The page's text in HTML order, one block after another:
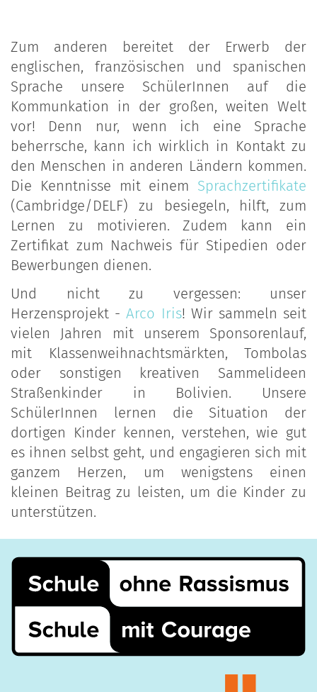
Zum anderen bereitet der Erwerb der
englischen, französischen und spanischen
Sprache unsere SchülerInnen auf die
Kommunkation in der großen, weiten Welt
vor! Denn nur, wenn ich eine Sprache
beherrsche, kann ich wirklich in Kontakt zu
den Menschen in anderen Ländern kommen.
Die Kenntnisse mit einem Sprachzertifikate
(Cambridge/DELF) zu besiegeln, hilft, zum
Lernen zu motivieren. Zudem kann ein
Zertifikat zum Nachweis für Stipedien oder
Bewerbungen dienen.
Und nicht zu vergessen: unser
Herzensprojekt -Arco Iris! Wir sammeln seit
vielen Jahren mit unserem Sponsorenlauf,
mit Klassenweihnachtsmärkten, Tombolas
oder sonstigen kreativen Sammelideen
Straßenkinder in Bolivien. Unsere
SchülerInnen lernen die Situation der
dortigen Kinder kennen, verstehen, wie gut
es ihnen selbst geht, und engagieren sich mit
ganzem Herzen, um wenigstens einen
kleinen Beitrag zu leisten, um die Kinder zu
unterstützen.